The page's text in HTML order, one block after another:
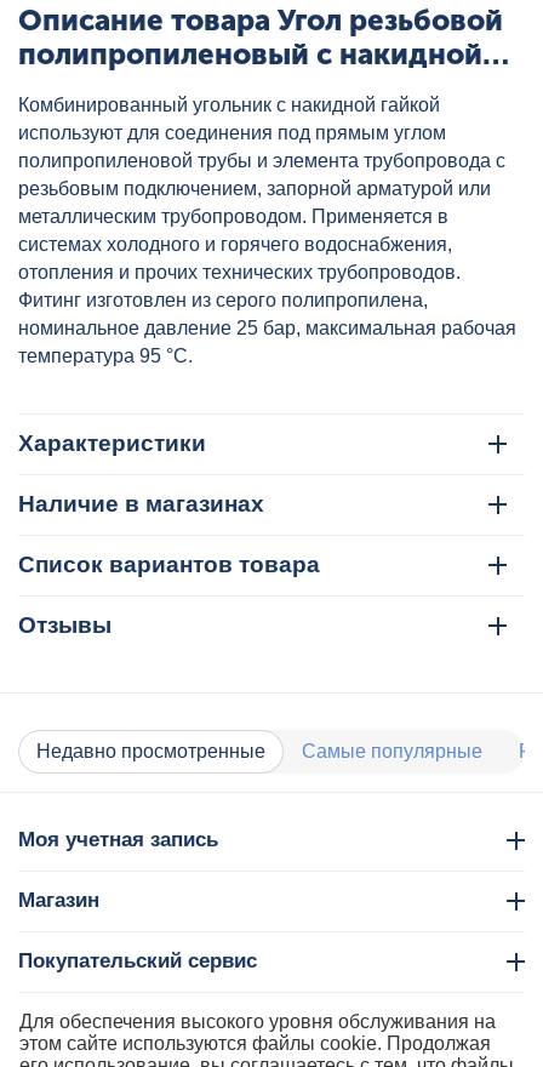
Описание товара Угол резьбовой
полипропиленовый с накидной
гайкой 20x3/4" сер. HEISSKRAFT,
артикул: 3022025
Комбинированный угольник с накидной гайкой
используют для соединения под прямым углом
полипропиленовой трубы и элемента трубопровода с
резьбовым подключением, запорной арматурой или
металлическим трубопроводом. Применяется в
системах холодного и горячего водоснабжения,
отопления и прочих технических трубопроводов.
Фитинг изготовлен из серого полипропилена,
номинальное давление 25 бар, максимальная рабочая
температура 95 °C.
Характеристики
Наличие в магазинах
Список вариантов товара
Отзывы
Недавно просмотренные Самые популярные
Моя учетная запись
Магазин
Покупательский сервис
Контакты
Для обеспечения высокого уровня обслуживания на
этом сайте используются файлы cookie. Продолжая